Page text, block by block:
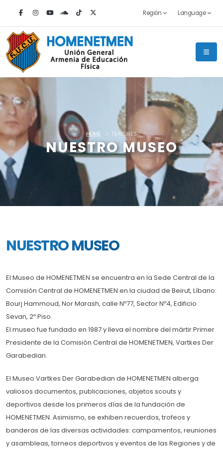
Región Language
NUESTRO MUSEO
HOME FEATURES
NUESTRO MUSEO
El Museo de HOMENETMEN se encuentra en la Sede Central de la
Comisión Central de HOMENETMEN en la ciudad de Beirut, Líbano:
Bourj Hammoud, Nor Marash, calle Nº77, Sector Nº4, Edificio
Sevan, 2º Piso.
El museo fue fundado en 1987 y lleva el nombre del mártir Primer
Presidente de la Comisión Central de HOMENETMEN, Vartkes Der
Garabedian.
El Museo Vartkes Der Garabedian de HOMENETMEN alberga
valiosos documentos, publicaciones, objetos scouts y
deportivos desde los primeros días de la fundación de
HOMENETMEN. Asimismo, se exhiben recuerdos, trofeos y
banderas de las diversas actividades: campamentos, reuniones
y asambleas, torneos deportivos y eventos de las Regiones y de